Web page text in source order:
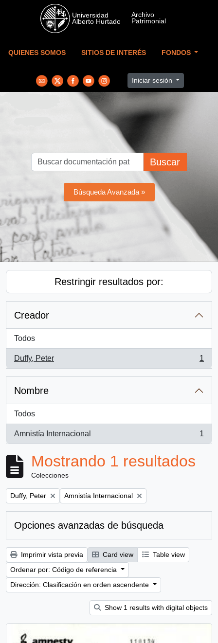
Skip to main content
QUIENES SOMOS SITIOS DE INTERÉS FONDOS
Iniciar sesión
Buscar
Búsqueda Avanzada »
Restringir resultados por:
Creador
Todos
Duffy, Peter
, 1 resultados
1
Nombre
Todos
Amnistía Internacional
, 1 resultados
1
Mostrando 1 resultados
Colecciones
Remove filter:
Duffy, Peter Remove filter:
Amnistía Internacional
Opciones avanzadas de búsqueda
Imprimir vista previa Card view
Table view
Ordenar por: Código de referencia
Dirección: Clasificación en orden ascendente
Show 1 results with digital objects